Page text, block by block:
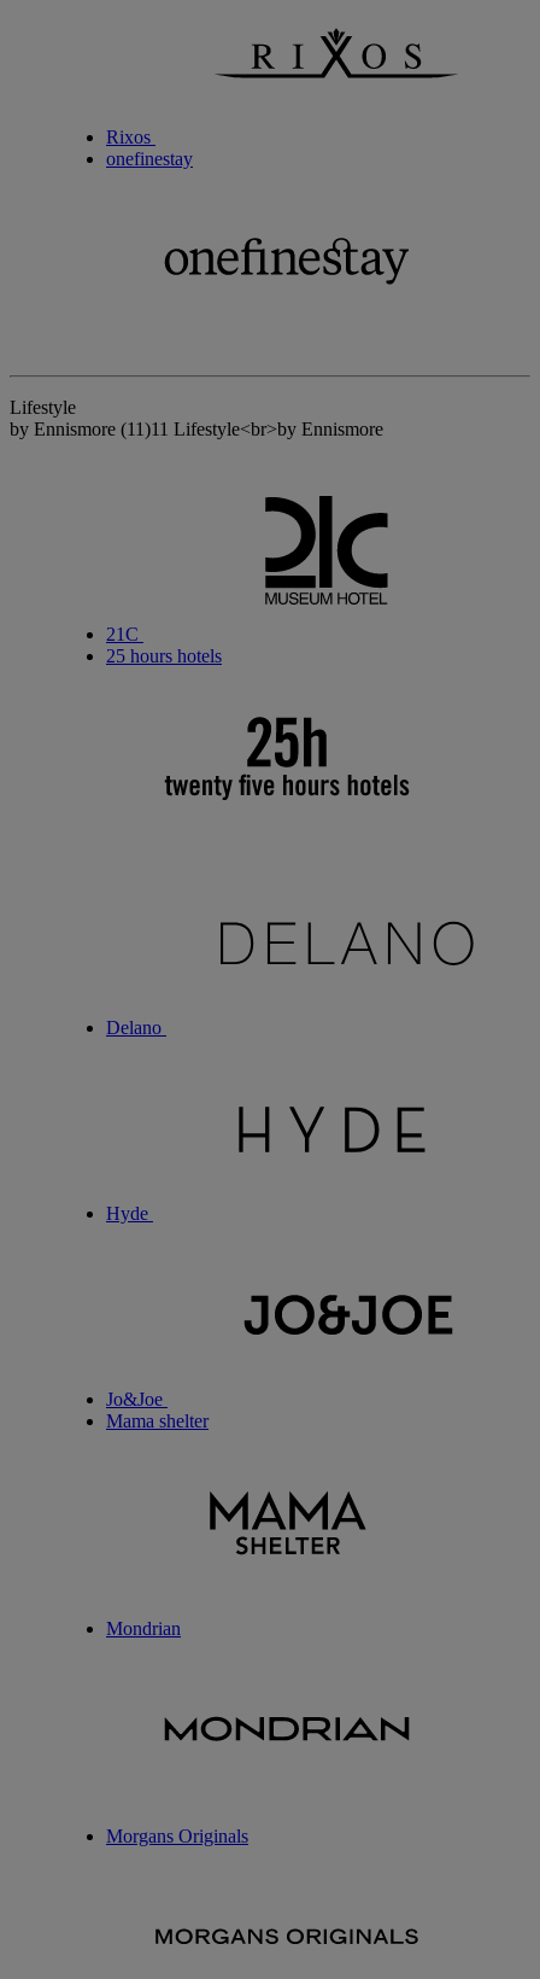
Rixos
onefinestay
Lifestyle
by Ennismore (11)11 Lifestyle<br>by Ennismore
21C
25 hours hotels
Delano
Hyde
Jo&Joe
Mama shelter
Mondrian
Morgans Originals